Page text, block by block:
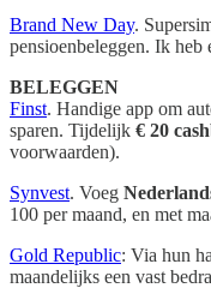
Brand New Day.
pensioenbeleggen. Ik
BELEGGEN
Finst. Handige app om
sparen. Tijdelijk € 20
voorwaarden).
Synvest. Voeg
100 per maand, en met
Gold Republic: Via hun
maandelijks een vast